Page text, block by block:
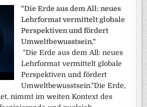
"Die Erde aus dem All: neues
Lehrformat vermittelt globale
Perspektiven und fördert
Umweltbewusstsein."
"Die Erde aus dem All: neues
Lehrformat vermittelt globale
Perspektiven und fördert
Umweltbewusstsein."Die Erde,
nimmt im weiten Kontext des